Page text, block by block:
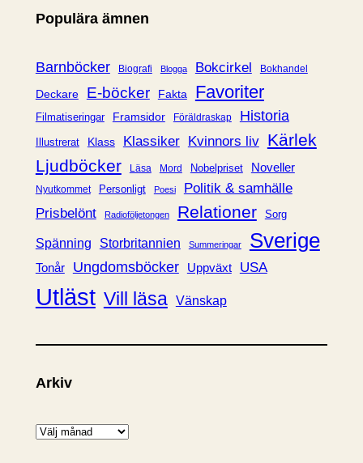
g
r
i
Populära ämnen
Barnböcker Biografi Blogga Bokcirkel Bokhandel
Deckare E-böcker Fakta Favoriter
Filmatiseringar Framsidor Föräldraskap Historia
Illustrerat Klass Klassiker Kvinnors liv Kärlek
Ljudböcker
Läsa Mord Nobelpriset Noveller
Nyutkommet Personligt Poesi
Politik & samhälle
Prisbelönt
Radioföljetongen Relationer Sorg
Spänning Storbritannien Summeringar Sverige
Tonår Ungdomsböcker Uppväxt USA
Utläst Vill läsa Vänskap
Arkiv
A